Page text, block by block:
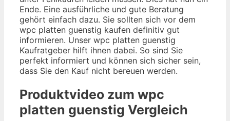
Ende. Eine ausführliche und gute Beratung
gehört einfach dazu. Sie sollten sich vor dem
wpc platten guenstig kaufen definitiv gut
informieren. Unser wpc platten guenstig
Kaufratgeber hilft ihnen dabei. So sind Sie
perfekt informiert und können sich sicher sein,
dass Sie den Kauf nicht bereuen werden.
Produktvideo zum wpc
platten guenstig Vergleich